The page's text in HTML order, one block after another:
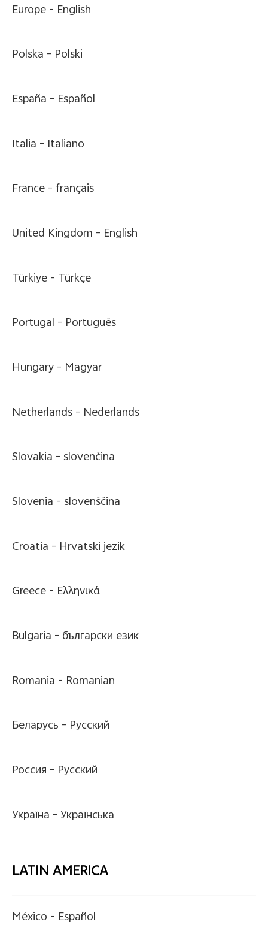
Europe - English
Polska - Polski
España - Español
Italia - Italiano
France - français
United Kingdom - English
Türkiye - Türkçe
Portugal - Português
Hungary - Magyar
Netherlands - Nederlands
Slovakia -slovenčina
Slovenia -slovenščina
Croatia - Hrvatski jezik
Greece - Ελληνικά
Bulgaria - български език
Romania - Romanian
Беларусь - Pусский
Россия - Pусский
Україна -Українська
LATIN AMERICA
México - Español